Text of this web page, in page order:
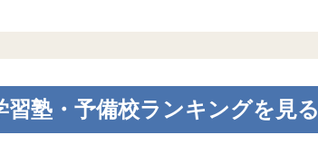
塾・予備校ランキングを見る